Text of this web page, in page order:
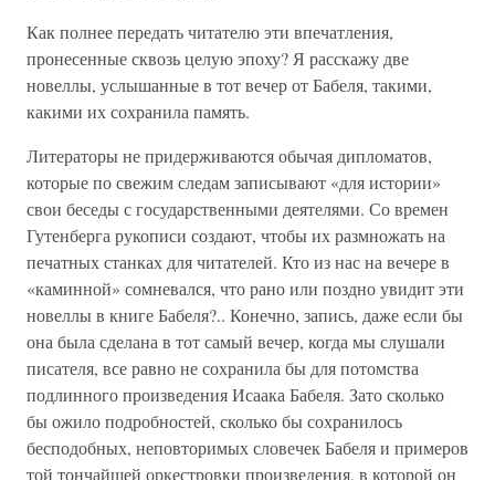
Как полнее передать читателю эти впечатления,
пронесенные сквозь целую эпоху? Я расскажу две
новеллы, услышанные в тот вечер от Бабеля, такими,
какими их сохранила память.
Литераторы не придерживаются обычая дипломатов,
которые по свежим следам записывают «для истории»
свои беседы с государственными деятелями. Со времен
Гутенберга рукописи создают, чтобы их размножать на
печатных станках для читателей. Кто из нас на вечере в
«каминной» сомневался, что рано или поздно увидит эти
новеллы в книге Бабеля?.. Конечно, запись, даже если бы
она была сделана в тот самый вечер, когда мы слушали
писателя, все равно не сохранила бы для потомства
подлинного произведения Исаака Бабеля. Зато сколько
бы ожило подробностей, сколько бы сохранилось
бесподобных, неповторимых словечек Бабеля и примеров
той тончайшей оркестровки произведения, в которой он